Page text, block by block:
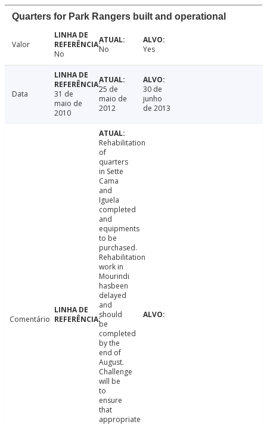
Quarters for Park Rangers built and operational
Valor
No
No Yes
Data
31 de
maio de
2010
25 de
maio de
2012
30 de
junho
de 2013
Comentário
Rehabilitation
of
quarters
in Sette
Cama
and
Iguela
completed
and
equipments
to be
purchased.
Rehabilitation
work in
Mourindi
hasbeen
delayed
and
should
be
completed
by the
end of
August.
Challenge
will be
to
ensure
that
appropriate